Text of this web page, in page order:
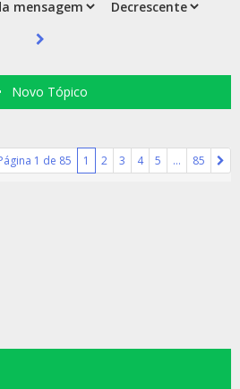
Novo Tópico
1 de 85 1 2 3 4 5 … 85